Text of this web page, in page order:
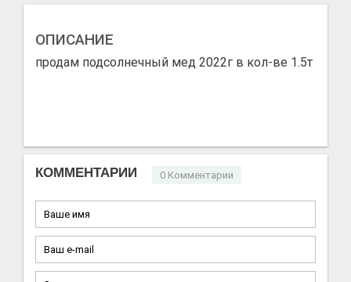
ОПИСАНИЕ
продам подсолнечный мед 2022г в кол-ве 1.5т
КОММЕНТАРИИ 0 Комментарии